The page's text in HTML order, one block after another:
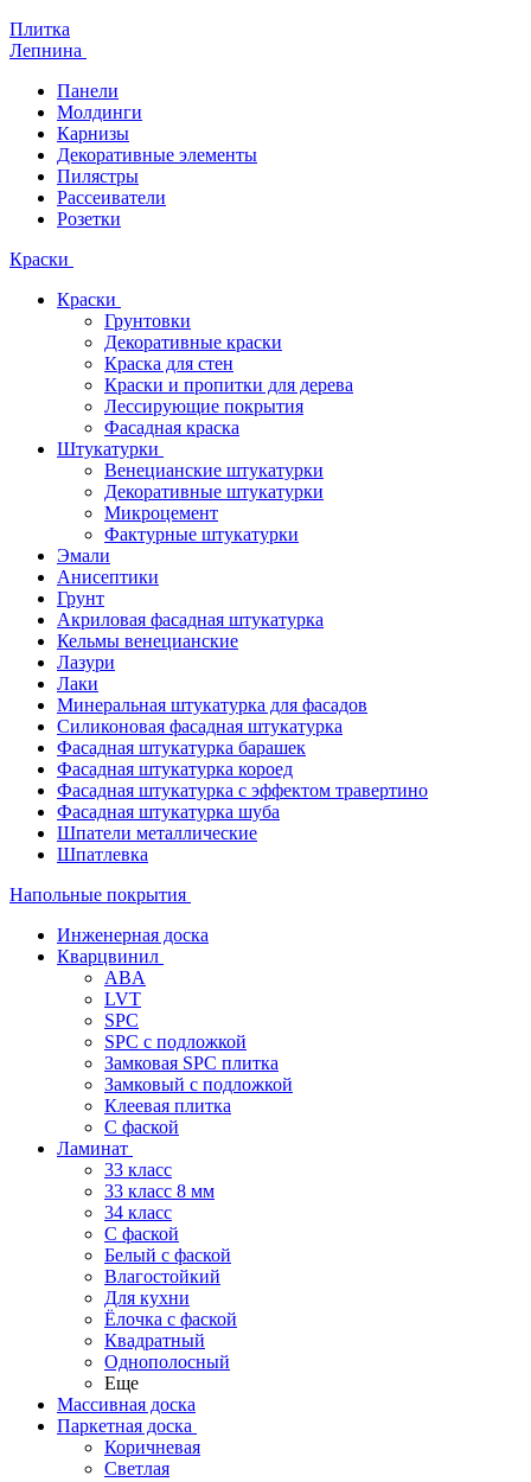
Плитка
Лепнина
Панели
Молдинги
Карнизы
Декоративные элементы
Пилястры
Рассеиватели
Розетки
Краски
Краски
Грунтовки
Декоративные краски
Краска для стен
Краски и пропитки для дерева
Лессирующие покрытия
Фасадная краска
Штукатурки
Венецианские штукатурки
Декоративные штукатурки
Микроцемент
Фактурные штукатурки
Эмали
Анисептики
Грунт
Акриловая фасадная штукатурка
Кельмы венецианские
Лазури
Лаки
Минеральная штукатурка для фасадов
Силиконовая фасадная штукатурка
Фасадная штукатурка барашек
Фасадная штукатурка короед
Фасадная штукатурка с эффектом травертино
Фасадная штукатурка шуба
Шпатели металлические
Шпатлевка
Напольные покрытия
Инженерная доска
Кварцвинил
ABA
LVT
SPC
SPC с подложкой
Замковая SPC плитка
Замковый с подложкой
Клеевая плитка
С фаской
Ламинат
33 класс
33 класс 8 мм
34 класс
C фаской
Белый с фаской
Влагостойкий
Для кухни
Ёлочка с фаской
Квадратный
Однополосный
Еще
Массивная доска
Паркетная доска
Коричневая
Светлая